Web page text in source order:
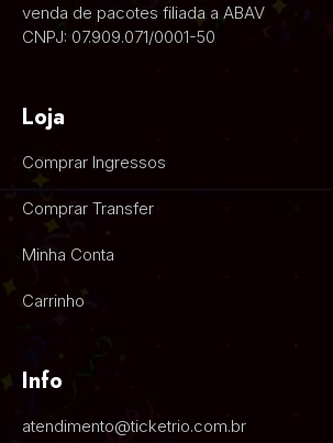
venda de pacotes filiada a ABAV
CNPJ: 07.909.071/0001-50
Loja
Comprar Ingressos
Comprar Transfer
Minha Conta
Carrinho
Info
atendimento@ticketrio.com.br